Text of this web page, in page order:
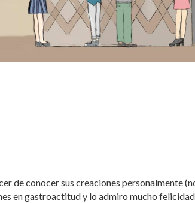
de conocer sus creaciones personalmente
en gastroactitud y lo admiro mucho